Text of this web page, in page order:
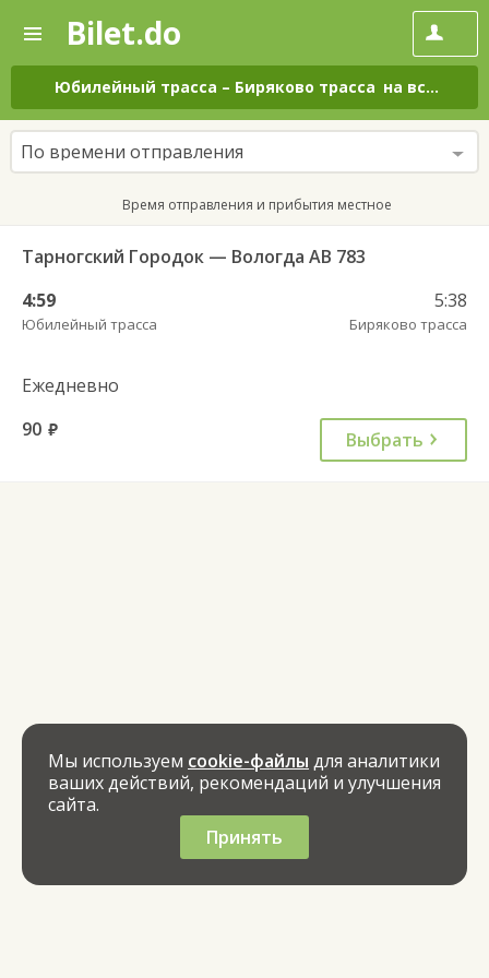
—
Поиск
и
покупка
билетов
на
автобус
онлайн
Bilet.do
Юбилейный трасса – Биряково трасса на все дни
По времени отправления
Время отправления и прибытия местное
Тарногский Городок — Вологда АВ 783
4:59
Юбилейный трасса
5:38
Биряково трасса
Ежедневно
90 руб. Выбрать
Мы используем cookie-файлы для аналитики
ваших действий, рекомендаций и улучшения
сайта.
Принять